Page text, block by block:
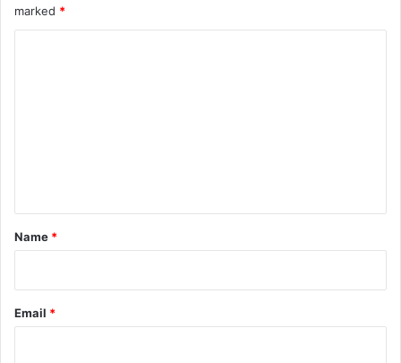
marked *
*
Name *
Email *